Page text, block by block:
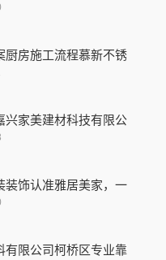
厨房施工流程慕新不锈
兴家美建材科技有限公
装饰认准雅居美家，一
有限公司柯桥区专业靠